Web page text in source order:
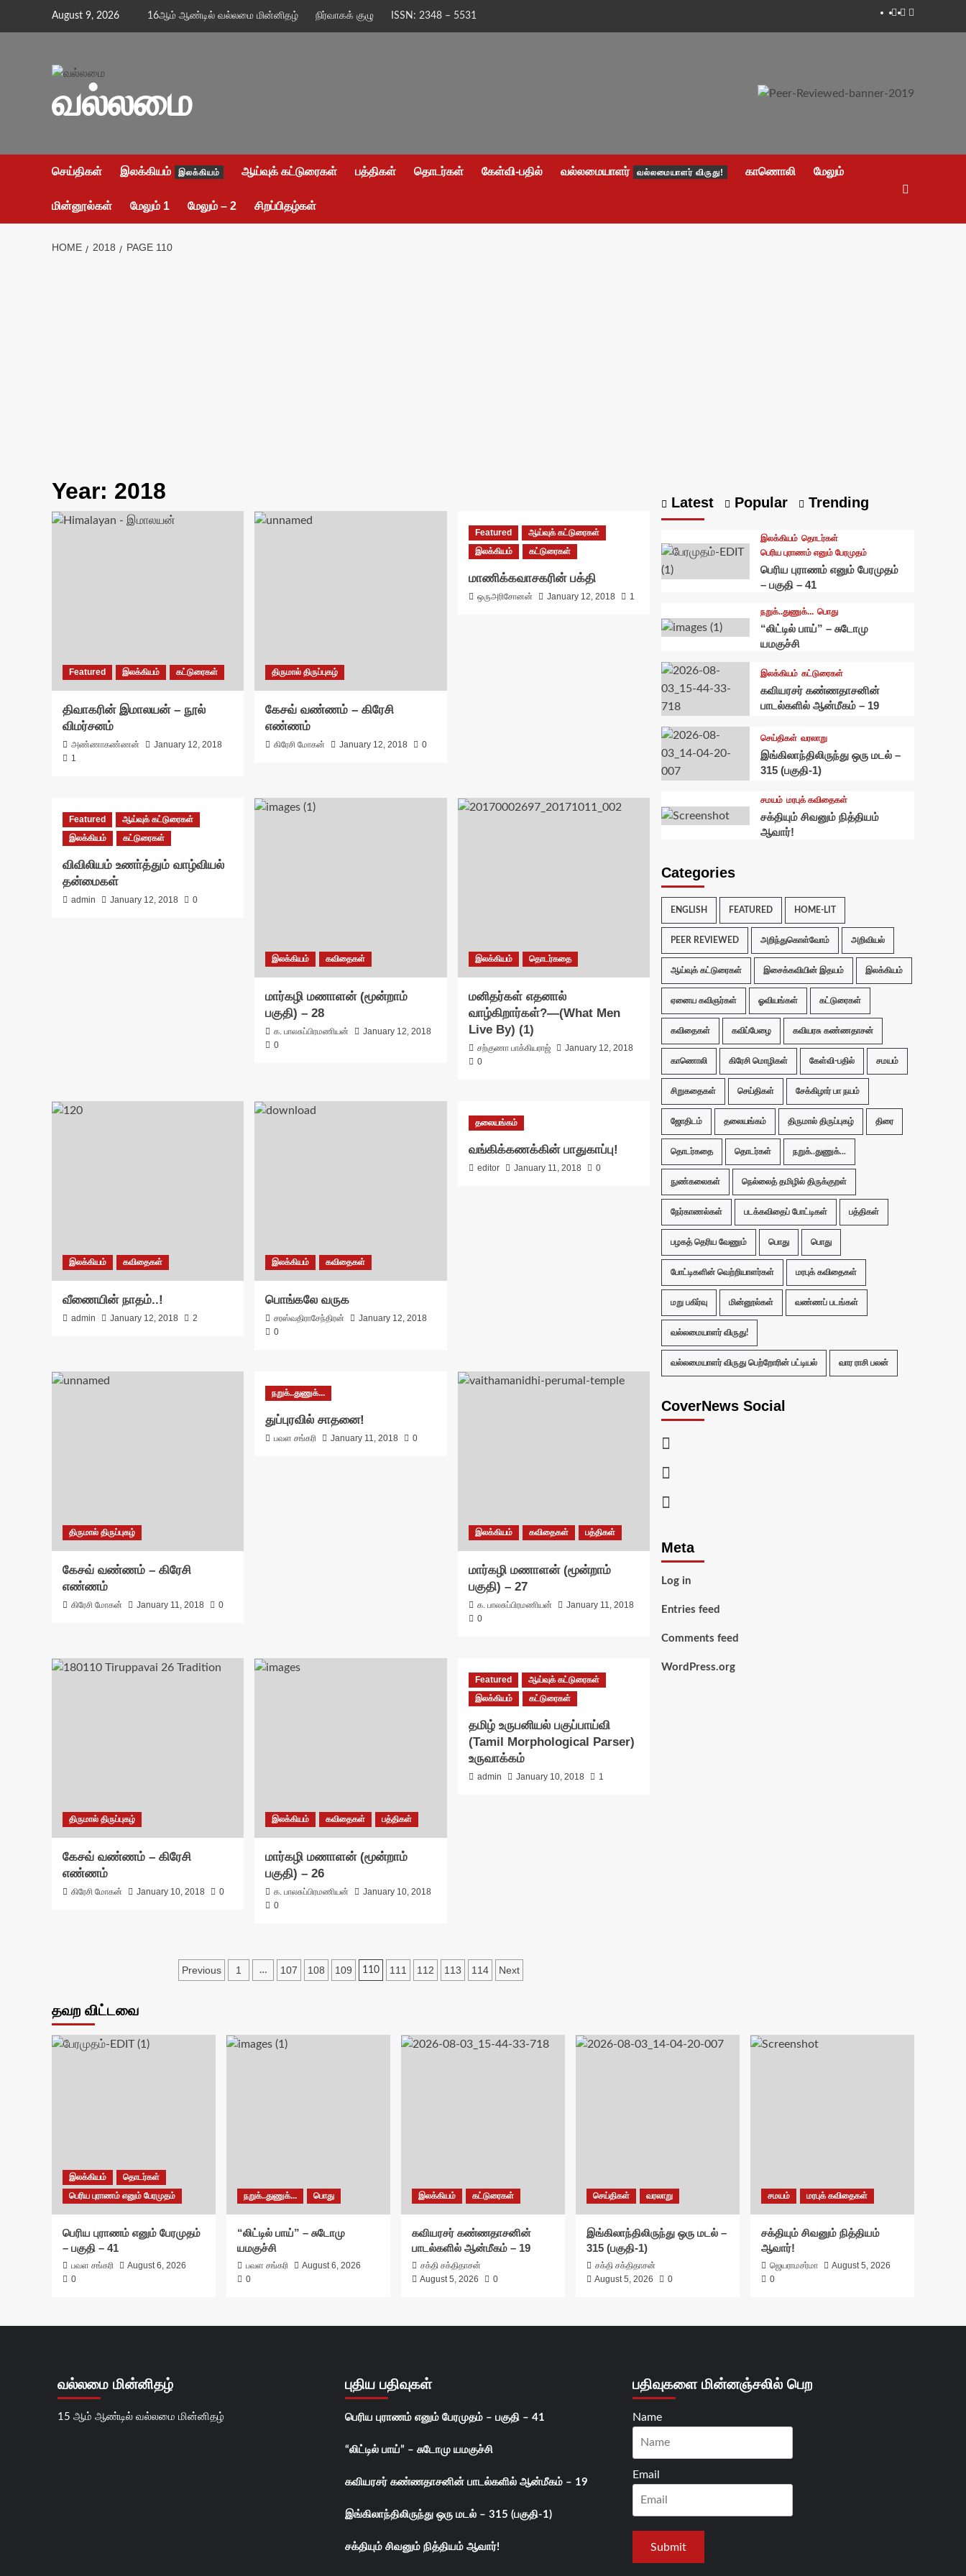
August 9, 2026 16ஆம் ஆண்டில் வல்லமை மின்னிதழ் நிர்வாகக் குழு ISSN: 2348 – 5531 Facebook
Twitter
Youtube
வல்லமை
செய்திகள் இலக்கியம் இலக்கியம் ஆய்வுக் கட்டுரைகள் பத்திகள் தொடர்கள் கேள்வி-பதில் வல்லமையாளர் வல்லமையாளர் விருது! காணொலி மேலும்
மின்னூல்கள் மேலும் 1 மேலும் – 2 சிறப்பிதழ்கள்
HOME 2018 PAGE 110
Year: 2018
Featured இலக்கியம் கட்டுரைகள்
திவாகரின் இமாலயன் – நூல்
விமர்சனம்
அண்ணாகண்ணன்
January 12, 2018
1
திருமால் திருப்புகழ்
கேசவ் வண்ணம் – கிரேசி
எண்ணம்
கிரேசி மோகன் January 12, 2018 0
Featured
ஆய்வுக் கட்டுரைகள்
இலக்கியம்
கட்டுரைகள்
மாணிக்கவாசகரின் பக்தி
ஒருஅரிசோனன் January 12, 2018 1
Featured
ஆய்வுக் கட்டுரைகள்
இலக்கியம்
கட்டுரைகள்
விவிலியம் உணா்த்தும் வாழ்வியல்
தன்மைகள்
admin January 12, 2018 0
இலக்கியம் கவிதைகள்
மார்கழி மணாளன் (மூன்றாம்
பகுதி) – 28
க. பாலசுப்பிரமணியன்
January 12, 2018
0
இலக்கியம் தொடர்கதை
மனிதர்கள் எதனால்
வாழ்கிறார்கள்?—(What Men
Live By) (1)
சற்குணா பாக்கியராஜ்
January 12, 2018
0
இலக்கியம் கவிதைகள்
வீணையின் நாதம்..!
admin January 12, 2018 2
இலக்கியம் கவிதைகள்
பொங்கலே வருக
சரஸ்வதிராசேந்திரன்
January 12, 2018
0
தலையங்கம்
வங்கிக்கணக்கின் பாதுகாப்பு!
editor January 11, 2018 0
திருமால் திருப்புகழ்
கேசவ் வண்ணம் – கிரேசி
எண்ணம்
கிரேசி மோகன் January 11, 2018 0
நறுக்..துணுக்...
துப்புரவில் சாதனை!
பவள சங்கரி January 11, 2018 0
இலக்கியம் கவிதைகள் பத்திகள்
மார்கழி மணாளன் (மூன்றாம்
பகுதி) – 27
க. பாலசுப்பிரமணியன்
January 11, 2018
0
திருமால் திருப்புகழ்
கேசவ் வண்ணம் – கிரேசி
எண்ணம்
கிரேசி மோகன் January 10, 2018 0
இலக்கியம் கவிதைகள் பத்திகள்
மார்கழி மணாளன் (மூன்றாம்
பகுதி) – 26
க. பாலசுப்பிரமணியன்
January 10, 2018
0
Featured
ஆய்வுக் கட்டுரைகள்
இலக்கியம்
கட்டுரைகள்
தமிழ் உருபனியல் பகுப்பாய்வி
(Tamil Morphological Parser)
உருவாக்கம்
admin January 10, 2018 1
Posts
Previous 1 … 107 108 109 110 111 112 113 114 Next
Latest Popular Trending
இலக்கியம் தொடர்கள்
பெரிய புராணம் எனும் பேரமுதம்
பெரிய புராணம் எனும் பேரமுதம்
– பகுதி – 41
நறுக்..துணுக்... பொது
“லிட்டில் பாய்” – சுடோமு
யமகுச்சி
இலக்கியம் கட்டுரைகள்
கவியரசர் கண்ணதாசனின்
பாடல்களில் ஆன்மீகம் – 19
செய்திகள் வரலாறு
இங்கிலாந்திலிருந்து ஒரு மடல் –
315 (பகுதி-1)
சமயம் மரபுக் கவிதைகள்
சக்தியும் சிவனும் நித்தியம்
ஆவார்!
Categories
ENGLISH FEATURED HOME-LIT
PEER REVIEWED அறிந்துகொள்வோம் அறிவியல்
ஆய்வுக் கட்டுரைகள் இசைக்கவியின் இதயம் இலக்கியம்
ஏனைய கவிஞர்கள் ஓவியங்கள் கட்டுரைகள்
கவிதைகள் கவிப்பேழை கவியரசு கண்ணதாசன்
காணொலி கிரேசி மொழிகள் கேள்வி-பதில் சமயம்
சிறுகதைகள் செய்திகள் சேக்கிழார் பா நயம்
ஜோதிடம் தலையங்கம் திருமால் திருப்புகழ் திரை
தொடர்கதை தொடர்கள் நறுக்..துணுக்...
நுண்கலைகள் நெல்லைத் தமிழில் திருக்குறள்
நேர்காணல்கள் படக்கவிதைப் போட்டிகள் பத்திகள்
பழகத் தெரிய வேணும் பொது பொது
போட்டிகளின் வெற்றியாளர்கள் மரபுக் கவிதைகள்
மறு பகிர்வு மின்னூல்கள் வண்ணப் படங்கள்
வல்லமையாளர் விருது!
வல்லமையாளர் விருது பெற்றோரின் பட்டியல் வார ராசி பலன்
CoverNews Social
Meta
Log in
Entries feed
Comments feed
WordPress.org
தவற விட்டவை
இலக்கியம்
தொடர்கள்
பெரிய புராணம் எனும் பேரமுதம்
பெரிய புராணம் எனும் பேரமுதம்
– பகுதி – 41
பவள சங்கரி
August 6, 2026
0
நறுக்..துணுக்... பொது
“லிட்டில் பாய்” – சுடோமு
யமகுச்சி
பவள சங்கரி
August 6, 2026
0
இலக்கியம் கட்டுரைகள்
கவியரசர் கண்ணதாசனின்
பாடல்களில் ஆன்மீகம் – 19
சக்தி சக்திதாசன்
August 5, 2026
0
செய்திகள் வரலாறு
இங்கிலாந்திலிருந்து ஒரு மடல் –
315 (பகுதி-1)
சக்தி சக்திதாசன்
August 5, 2026
0
சமயம் மரபுக் கவிதைகள்
சக்தியும் சிவனும் நித்தியம்
ஆவார்!
ஜெயராமசர்மா
August 5, 2026
0
வல்லமை மின்னிதழ்
15 ஆம் ஆண்டில் வல்லமை மின்னிதழ்
புதிய பதிவுகள்
பெரிய புராணம் எனும் பேரமுதம் – பகுதி – 41
“லிட்டில் பாய்” – சுடோமு யமகுச்சி
கவியரசர் கண்ணதாசனின் பாடல்களில் ஆன்மீகம் – 19
இங்கிலாந்திலிருந்து ஒரு மடல் – 315 (பகுதி-1)
சக்தியும் சிவனும் நித்தியம் ஆவார்!
பதிவுகளை மின்னஞ்சலில் பெற
Name
Email